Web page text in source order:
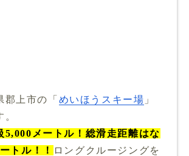
上市の「 めいほうスキー場 」
5,000メートル！総滑走距離はな
トル！！
ロングクルージングを